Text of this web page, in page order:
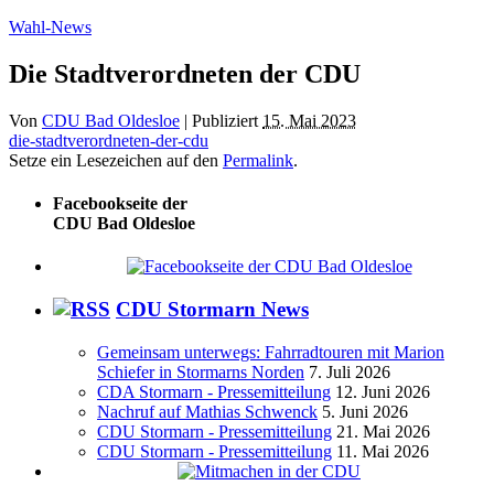
Wahl-News
Die Stadtverordneten der CDU
Von CDU Bad Oldesloe | Publiziert 15. Mai 2023
die-stadtverordneten-der-cdu
Setze ein Lesezeichen auf den Permalink.
Facebookseite der
CDU Bad Oldesloe
CDU Stormarn News
Gemeinsam unterwegs: Fahrradtouren mit Marion
Schiefer in Stormarns Norden 7. Juli 2026
CDA Stormarn - Pressemitteilung 12. Juni 2026
Nachruf auf Mathias Schwenck 5. Juni 2026
CDU Stormarn - Pressemitteilung 21. Mai 2026
CDU Stormarn - Pressemitteilung 11. Mai 2026